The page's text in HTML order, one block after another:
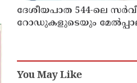
ദേശീയപാത 544-ലെ
റോഡുകളുടെയും
ഗഡ്കരിയുമായി
രാധാകൃഷ്ണൻ എം.പി
You May Like